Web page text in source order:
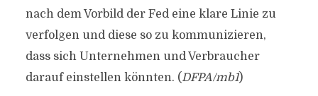
nach dem Vorbild der Fed eine klare Linie zu
verfolgen und diese so zu kommunizieren,
dass sich Unternehmen und Verbraucher
darauf einstellen könnten. (DFPA/mb1)